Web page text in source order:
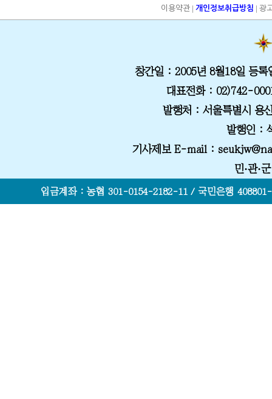
이용약관 |개인정보취급방침 |광
창간일 : 2005년 8월18일 등록
대표전화: 02)742-
발행처 : 서울특별시 용
발행인 :
기사제보 E-mail :
민·관·
입금계좌 : 농협 301-0154-2182-11 / 국민은행